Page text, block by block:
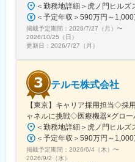
掲載予定期間： 2026/7/27（月） 〜
2026/10/25（日）
更新日： 2026/7/27（月）
テルモ株式会社
【東京】キャリア採用担当◇採
ャネルに挑戦◇医療機器×グロー
掲載予定期間： 2026/6/4（木） 〜
2026/9/2（水）